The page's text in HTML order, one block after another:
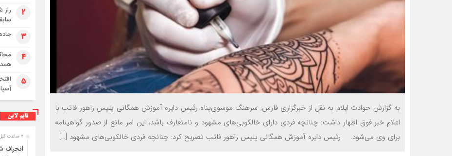
به گزارش حوادث ایلام به نقل از خبرگزاری فارس; سرهنگ موسوی‌پناه رئیس دایره آموزش همگانی پلیس راهور فاتب با
اعلام خبر فوق اظهار داشت: چنانچه فردی دارای خالکوبی‌های مشهود و نامتعارف باشد، این امر مانع از صدور گواهینامه
برای وی می‌شود. رئیس دایره آموزش همگانی پلیس راهور فاتب تصریح کرد: چنانچه فردی خالکوبی‌های مشهود […]
۲
۳
۴
۵
تایم لاین
۷ ساعت قبل